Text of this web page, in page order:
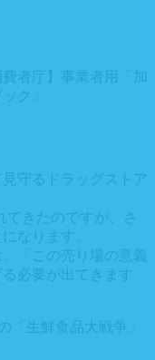
者庁】事業者用「加
ク」
守るドラッグストア
てきたのですが、さ
なります。
「この売り場の意義
必要が出てきます
「生鮮食品大戦争」